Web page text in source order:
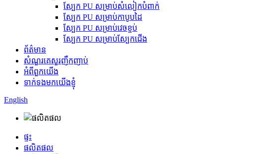
ស្បែក PU សម្រាប់សំលៀកបំពាក់
ស្បែក PU សម្រាប់កាបូបដៃ
ស្បែក PU សម្រាប់វេចខ្ចប់
ស្បែក PU សម្រាប់ស្បែកជើង
ព័ត៌មាន
សំណួរគេសួរញឹកញាប់
អំពីពួកយើង
ទាក់ទងមកយើងខ្ញុំ
English
ផ្ទះ
ផលិតផល